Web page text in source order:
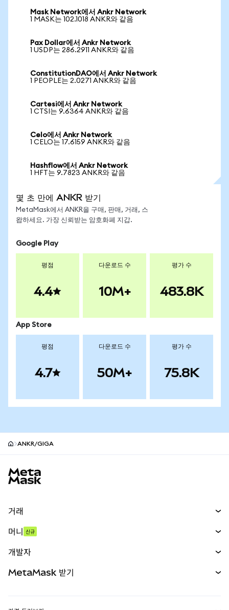
Mask Network에서 Ankr Network
1 MASK는 102.1018 ANKR와 같음
Pax Dollar에서 Ankr Network
1 USDP는 286.2911 ANKR와 같음
ConstitutionDAO에서 Ankr Network
1 PEOPLE는 2.0271 ANKR와 같음
Cartesi에서 Ankr Network
1 CTSI는 9.6364 ANKR와 같음
Celo에서 Ankr Network
1 CELO는 17.6159 ANKR와 같음
Hashflow에서 Ankr Network
1 HFT는 9.7823 ANKR와 같음
몇 초 만에 ANKR 받기
MetaMask에서 ANKR을 구매, 판매, 거래, 스
왑하세요. 가장 신뢰받는 암호화폐 지갑.
Google Play
평점
4.4
다운로드 수
10M+
평가 수
483.8K
App Store
평점
4.7
다운로드 수
50M+
평가 수
75.8K
ANKR/GIGA
거래
무기한 선물
실물자산
머니 신규
개발자
MetaMask 받기